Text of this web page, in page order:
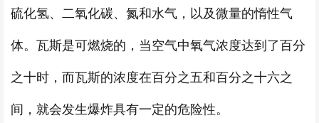
硫化氢、二氧化碳、氮和水气，以及微量的惰性气
体。瓦斯是可燃烧的，当空气中氧气浓度达到了百分
之十时，而瓦斯的浓度在百分之五和百分之十六之
间，就会发生爆炸具有一定的危险性。